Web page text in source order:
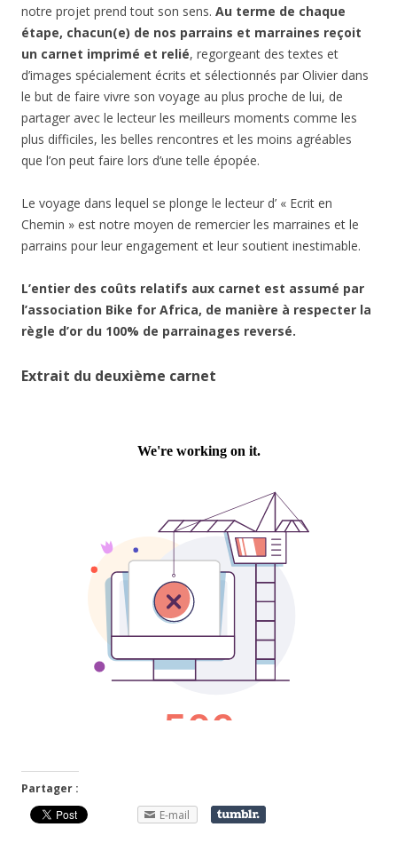
notre projet prend tout son sens. Au terme de chaque
étape, chacun(e) de nos parrains et marraines reçoit
un carnet imprimé et relié, regorgeant des textes et
d’images spécialement écrits et sélectionnés par Olivier dans
le but de faire vivre son voyage au plus proche de lui, de
partager avec le lecteur les meilleurs moments comme les
plus difficiles, les belles rencontres et les moins agréables
que l’on peut faire lors d’une telle épopée.
Le voyage dans lequel se plonge le lecteur d’ « Ecrit en
Chemin » est notre moyen de remercier les marraines et le
parrains pour leur engagement et leur soutient inestimable.
L’entier des coûts relatifs aux carnet est assumé par
l’association Bike for Africa, de manière à respecter la
règle d’or du 100% de parrainages reversé.
Extrait du deuxième carnet
Partager :
E-mail